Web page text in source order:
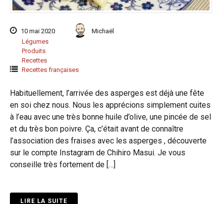
10 mai 2020
Michaël
Légumes
Produits
Recettes
Recettes françaises
Habituellement, l’arrivée des asperges est déjà une fête
en soi chez nous. Nous les apprécions simplement cuites
à l’eau avec une très bonne huile d’olive, une pincée de sel
et du très bon poivre. Ça, c’était avant de connaître
l’association des fraises avec les asperges , découverte
sur le compte Instagram de Chihiro Masui. Je vous
conseille très fortement de […]
LIRE LA SUITE